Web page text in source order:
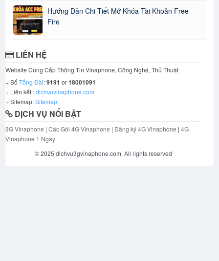
Hướng Dẫn Chi Tiết Mở Khóa Tài Khoản Free
Fire
LIÊN HỆ
Website Cung Cấp Thông Tin Vinaphone, Công Nghệ, Thủ Thuật
+ Số Tổng Đài:9191 or18001091
+ Liên kết :dichvuvinaphone.com
+ Sitemap:Sitemap
DỊCH VỤ NỔI BẬT
3G Vinaphone | Các Gói 4G Vinaphone | Đăng ký 4G Vinaphone | 4G
Vinaphone 1 Ngày
© 2025 dichvu3gvinaphone.com. All rights reserved